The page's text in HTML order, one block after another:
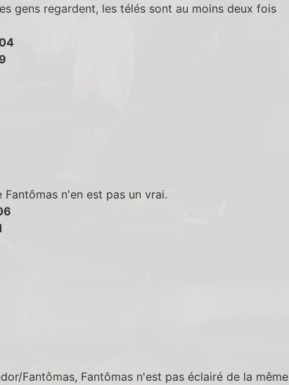
gens regardent, les télés sont au moins deux fois
Fantômas n'en est pas un vrai.
Fantômas, Fantômas n'est pas éclairé de la même